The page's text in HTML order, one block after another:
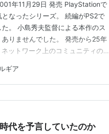
テインメント
SOLID 2
年11月29日 発売 PlayStationで
なったシリーズ。 続編がPS2で
。 小島秀夫監督による本作のス
りませんでした。 発売から25年
ットワーク上のコミュニティの閉
ノロジーを物語舞台に取…
ギア
代を予言していたのか